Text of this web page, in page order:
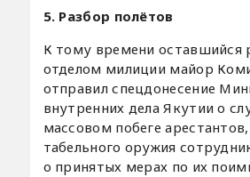
5. Разбор полётов
К тому времени оставшийся
отделом милиции майор
отправил спецдонесение
внутренних дела Якутии о
массовом побеге
табельного оружия
о принятых мерах по их